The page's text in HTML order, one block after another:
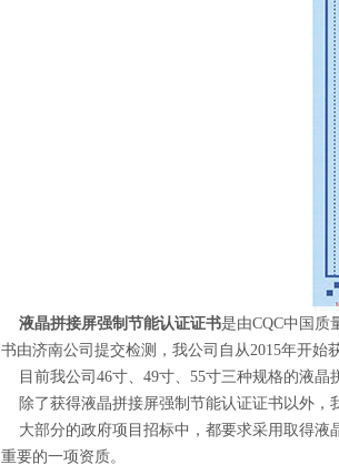
液晶拼接屏强制节能认证证书是由CQC中国质
书由济南公司提交检测，我公司自从2015年开
目前我公司46寸、49寸、55寸三种规格的液晶
除了获得液晶拼接屏强制节能认证证书以外，
大部分的政府项目招标中，都要求采用取得液
重要的一项资质。